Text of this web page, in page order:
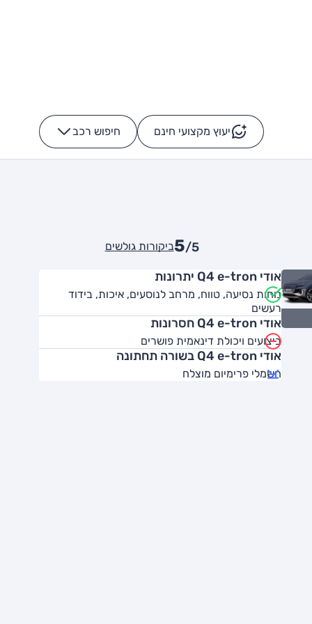
יעוץ מקצועי חינם חיפוש רכב -
5/5 ביקורות גולשים
אודי Q4 e-tron יתרונות
נוחות נסיעה, טווח, מרחב לנוסעים, איכות, בידוד
רעשים
אודי Q4 e-tron חסרונות
ביצועים ויכולת דינאמית פושרים
אודי Q4 e-tron בשורה תחתונה
חשמלי פרימיום מוצלח